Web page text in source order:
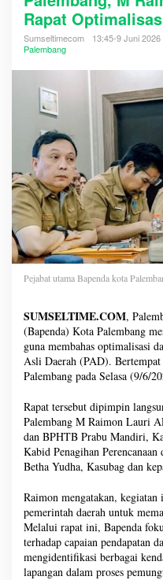
Rapat
Sumseltimecom
13:45-9 Juni 2026
Palembang
Pejabat utama Bapenda kota
SUMSELTIME.COM,
(Bapenda) Kota Palembang
guna membahas optimalisasi
Asli Daerah (PAD).
Palembang pada Selasa (9/6/
Rapat tersebut dipimpin
Palembang M Raimon Lauri
dan BPHTB Prabu Mandiri,
Kabid Penagihan Perencanaan
Betha Yudha, Kasubag dan
Raimon mengatakan,
pemerintah daerah untuk
Melalui rapat ini, Bapenda
terhadap capaian pendapatan
mengidentifikasi berbagai
lapangan dalam proses